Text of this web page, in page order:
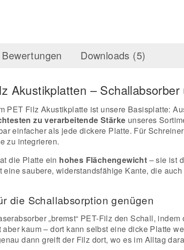
Bewertungen Downloads (5)
Akustikplatten –
PET Filz Akustikplatte ist unsere Basisplatte:
zu verarbeitende Stärke unseres
einfacher als jede dickere Platte. Für
zu integrieren.
die Platte ein hohes Flächengewicht – sie ist
eine saubere, widerstandsfähige Kante, die
die Schallabsorption genügen
„bremst“ PET-Filz den Schall,
kaum – dort kann selbst eine dicke Platte
dann greift der Filz dort, wo es im Alltag